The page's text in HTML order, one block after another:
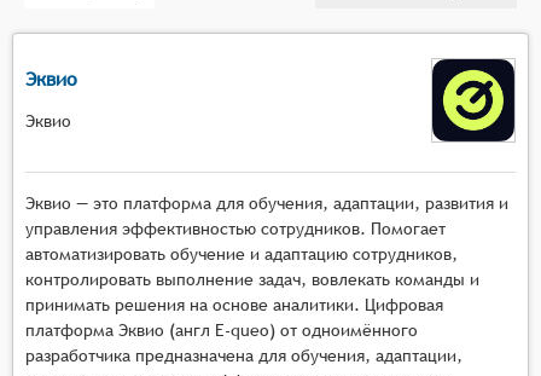
инструменты для создания и редактирования
различных типов учебного контента (тексты,
видео, аудио, интерактивные задания), ;
механизмы структурирования учебных
материалов в логические модули и курсы, ;
функции для управления доступом учащихся к
учебным материалам в зависимости от этапов
обучения и достижений, ;
средства для организации взаимодействия
между авторами, преподавателями и
Эквио
Эквио
Эквио — это платформа для обучения, адаптации, развития и
управления эффективностью сотрудников. Помогает
автоматизировать обучение и адаптацию сотрудников,
контролировать выполнение задач, вовлекать команды и
принимать решения на основе аналитики. Цифровая
платформа Эквио (англ E-queo) от одноимённого
разработчика предназначена для обучения, адаптации,